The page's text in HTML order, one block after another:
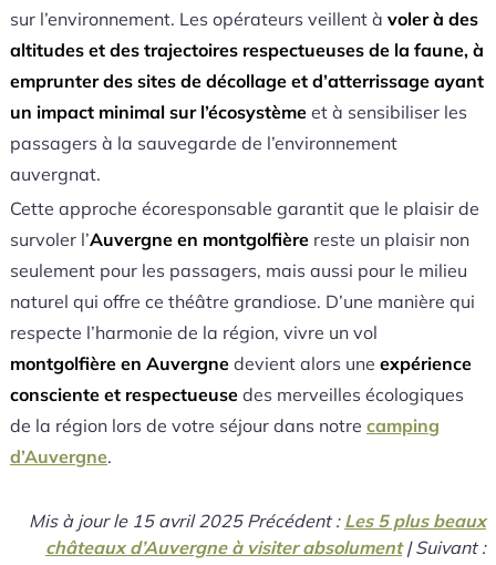
sur l’environnement. Les opérateurs veillent à voler à des
altitudes et des trajectoires respectueuses de la faune, à
emprunter des sites de décollage et d’atterrissage ayant
un impact minimal sur l’écosystèmeet à sensibiliser les
passagers à la sauvegarde de l’environnement
auvergnat.
Cette approche écoresponsable garantit que le plaisir de
survoler l’Auvergne en montgolfièrereste un plaisir non
seulement pour les passagers, mais aussi pour le milieu
naturel qui offre ce théâtre grandiose. D’une manière qui
respecte l’harmonie de la région, vivre un vol
montgolfière en Auvergnedevient alors une expérience
consciente et respectueusedes merveilles écologiques
de la région lors de votre séjour dans notre camping
d’Auvergne.
Mis à jour le 15 avril 2025Précédent : Les 5 plus beaux
châteaux d’Auvergne à visiter absolument| Suivant :